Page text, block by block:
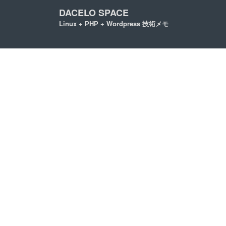
DACELO SPACE
Linux + PHP + Wordpress 技術メモ